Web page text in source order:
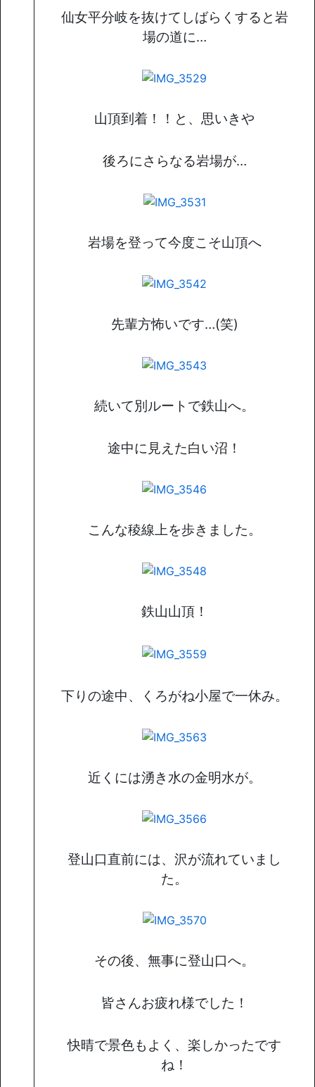
仙女平分岐を抜けてしばらくすると岩
場の道に…
山頂到着！！と、思いきや
後ろにさらなる岩場が…
岩場を登って今度こそ山頂へ
先輩方怖いです…(笑)
続いて別ルートで鉄山へ。
途中に見えた白い沼！
こんな稜線上を歩きました。
鉄山山頂！
下りの途中、くろがね小屋で一休み。
近くには湧き水の金明水が。
登山口直前には、沢が流れていまし
た。
その後、無事に登山口へ。
皆さんお疲れ様でした！
快晴で景色もよく、楽しかったです
ね！